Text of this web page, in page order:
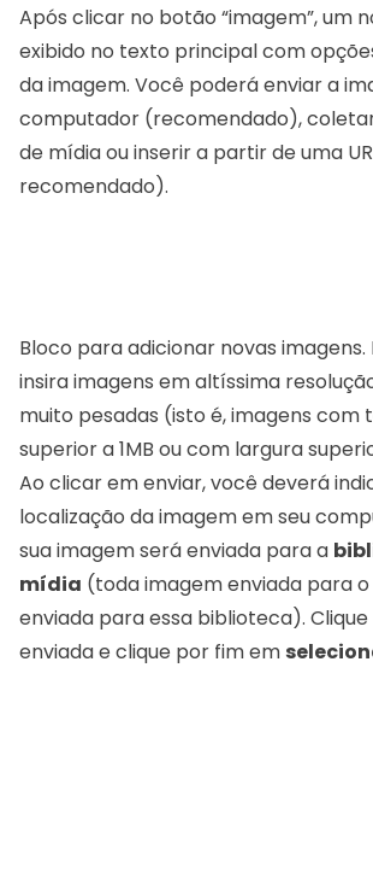
Após clicar no botão “imagem”, um
exibido no texto principal com
da imagem. Você poderá enviar a
computador (recomendado),
de mídia ou inserir a partir de uma
recomendado).
Bloco para adicionar novas
insira imagens em altíssima
muito pesadas (isto é, imagens com
superior a 1MB ou com largura
Ao clicar em enviar, você deverá
localização da imagem em seu
sua imagem será enviada para a
mídia (toda imagem enviada para o
enviada para essa biblioteca).
enviada e clique por fim em